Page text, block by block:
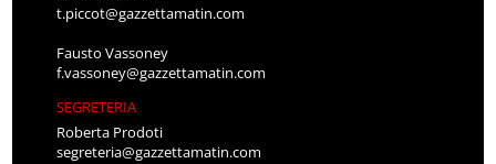
t.piccot@gazzettamatin.com
Fausto Vassoney
f.vassoney@gazzettamatin.com
SEGRETERIA
Roberta Prodoti
segreteria@gazzettamatin.com